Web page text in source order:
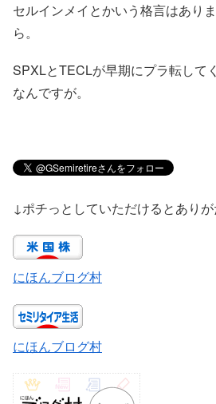
セルインメイとかいう格言はあり
ら。
SPXLとTECLが早期にプラ転して
なんですが。
↓ポチっとしていただけるとあり
にほんブログ村
にほんブログ村